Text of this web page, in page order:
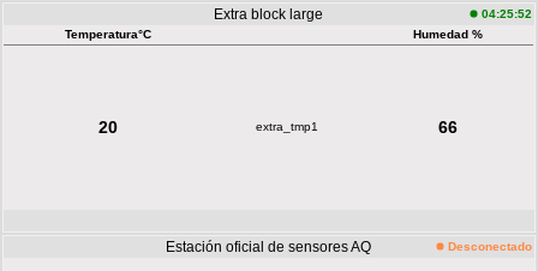
Extra block large
04:25:52
Temperatura°C
Humedad %
20 extra_tmp1 66
Estación oficial de sensores AQ Desconectado